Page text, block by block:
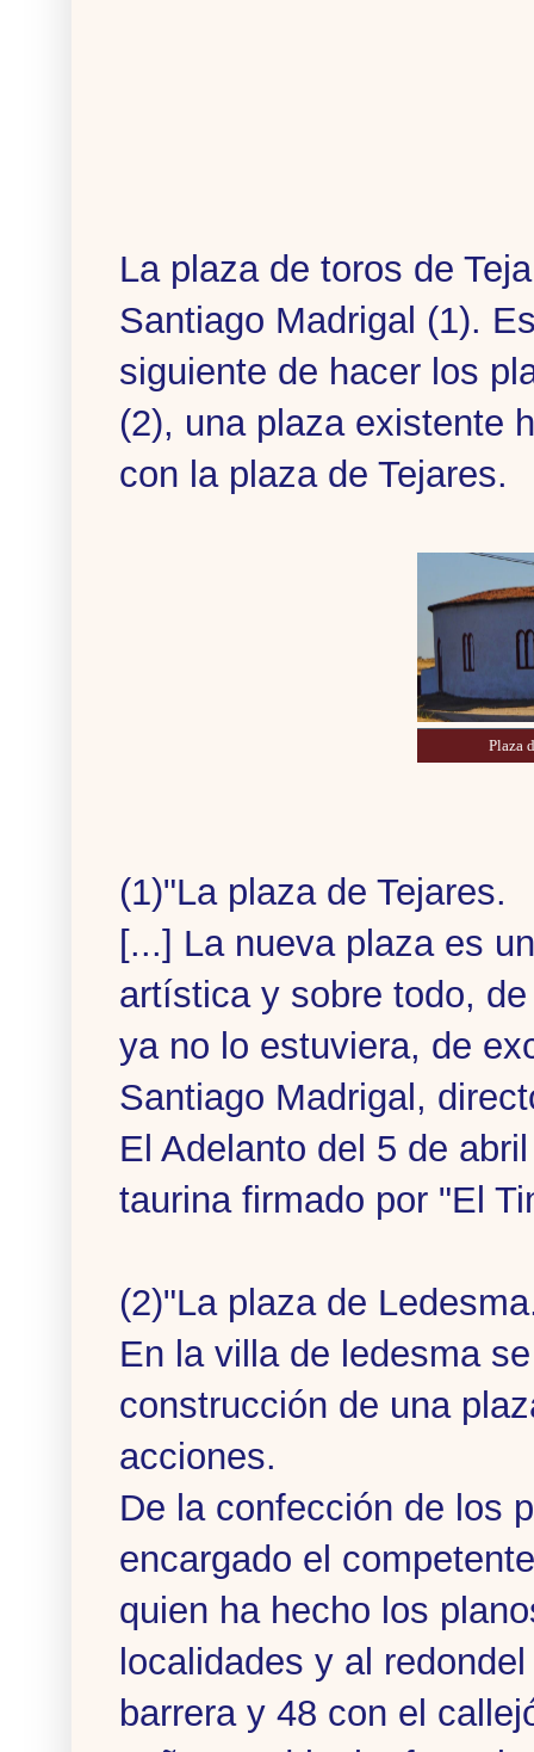
La plaza de toros de
Santiago Madrigal (1).
siguiente de hacer los
(2), una plaza existente
con la plaza de Tejares.
Plaza
(1)"La plaza de Tejares.
[...] La nueva plaza es
artística y sobre todo,
ya no lo estuviera, de
Santiago Madrigal,
El Adelanto del 5 de
taurina firmado por "El
(2)"La plaza de
En la villa de ledesma
construcción de una
acciones.
De la confección de los
encargado el
quien ha hecho los
localidades y al
barrera y 48 con el